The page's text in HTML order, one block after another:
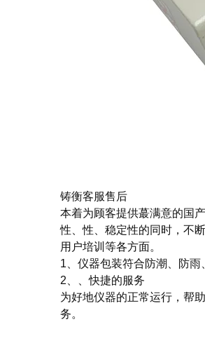
铸衡客服售后
本着为顾客提供蕞满意的国
性、性、稳定性的同时，不
用户培训等各方面。
1、仪器包装符合防潮、防
2、、快捷的服务
为好地仪器的正常运行，帮
务。